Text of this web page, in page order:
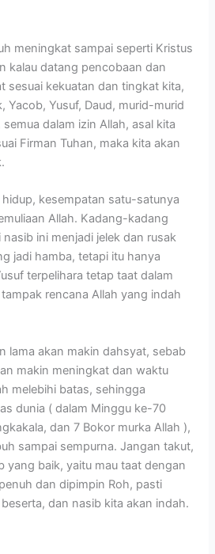
meningkat sampai seperti Kristus
kalau datang pencobaan dan
sesuai kekuatan dan tingkat kita,
Yacob, Yusuf, Daud, murid-murid
dalam izin Allah, asal kita
Firman Tuhan, maka kita akan
kesempatan satu-satunya
Allah. Kadang-kadang
ini menjadi jelek dan rusak
jadi hamba, tetapi itu hanya
terpelihara tetap taat dalam
rencana Allah yang indah
lama akan makin dahsyat, sebab
makin meningkat dan waktu
melebihi batas, sehingga
dunia ( dalam Minggu ke-70
dan 7 Bokor murka Allah ),
sampai sempurna. Jangan takut,
yang baik, yaitu mau taat dengan
dan dipimpin Roh, pasti
dan nasib kita akan indah.